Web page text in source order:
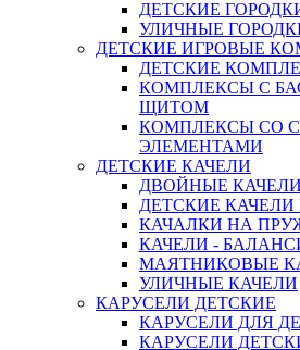
ДЕТСКИЕ
УЛИЧНЫЕ
ДЕТСКИЕ ИГРОВЫЕ
ДЕТСКИЕ
КОМПЛЕКСЫ С
ЩИТОМ
КОМПЛЕКСЫ СО
ЭЛЕМЕНТАМИ
ДЕТСКИЕ КАЧЕЛИ
ДВОЙНЫЕ КАЧЕЛИ
ДЕТСКИЕ КАЧЕЛИ
КАЧАЛКИ НА
КАЧЕЛИ -
МАЯТНИКОВЫЕ
УЛИЧНЫЕ КАЧЕЛИ
КАРУСЕЛИ ДЕТСКИЕ
КАРУСЕЛИ ДЛЯ
КАРУСЕЛИ